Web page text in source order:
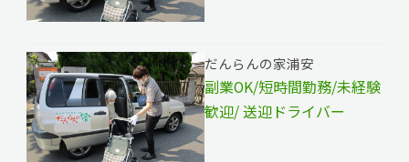
だんらんの家浦安
副業OK/短時間勤務/未経験
歓迎/ 送迎ドライバー